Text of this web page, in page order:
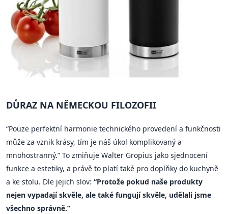
DŮRAZ NA NĚMECKOU FILOZOFII
“Pouze perfektní harmonie technického provedení a funkčnosti
může za vznik krásy, tím je náš úkol komplikovaný a
mnohostranný.” To zmiňuje Walter Gropius jako sjednocení
funkce a estetiky, a právě to platí také pro doplňky do kuchyně
a ke stolu. Dle jejich slov: “Protože pokud naše produkty
nejen vypadají skvěle, ale také fungují skvěle, udělali jsme
všechno správně.”